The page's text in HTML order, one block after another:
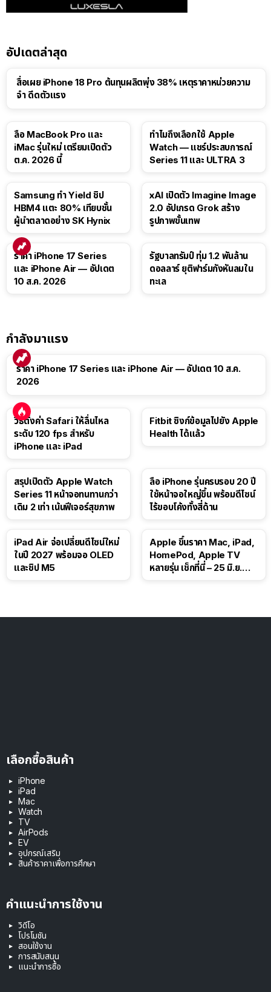
อัปเดตล่าสุด
สื่อเผย iPhone 18 Pro ต้นทุนผลิตพุ่ง 38% เหตุราคาหน่วยความ
จำ ดีดตัวแรง
ลือ MacBook Pro และ
iMac รุ่นใหม่ เตรียมเปิดตัว
ต.ค. 2026 นี้
ทำไมถึงเลือกใช้ Apple
Watch — แชร์ประสบการณ์
Series 11 และ ULTRA 3
Samsung ทำ Yield ชิป
HBM4 แตะ 80% เทียบชั้น
ผู้นำตลาดอย่าง SK Hynix
xAI เปิดตัว Imagine Image
2.0 อัปเกรด Grok สร้าง
รูปภาพขั้นเทพ
ราคา iPhone 17 Series
และ iPhone Air — อัปเดต
10 ส.ค. 2026
รัฐบาลทรัมป์ ทุ่ม 1.2 พันล้าน
ดอลลาร์ ยุติฟาร์มกังหันลมใน
ทะเล
กำลังมาแรง
ราคา iPhone 17 Series และ iPhone Air — อัปเดต 10 ส.ค.
2026
วิธีตั้งค่า Safari ให้ลื่นไหล
ระดับ 120 fps สำหรับ
iPhone และ iPad
Fitbit ซิงก์ข้อมูลไปยัง Apple
Health ได้แล้ว
สรุปเปิดตัว Apple Watch
Series 11 หน้าจอทนทานกว่า
เดิม 2 เท่า เน้นฟีเจอร์สุขภาพ
ลือ iPhone รุ่นครบรอบ 20 ปี
ใช้หน้าจอใหญ่ขึ้น พร้อมดีไซน์
ไร้ขอบโค้งทั้งสี่ด้าน
iPad Air จ่อเปลี่ยนดีไซน์ใหม่
ในปี 2027 พร้อมจอ OLED
และชิป M5
Apple ขึ้นราคา Mac, iPad,
HomePod, Apple TV
หลายรุ่น เช็กที่นี่ – 25 มิ.ย.
เลือกซื้อสินค้า
iPhone
iPad
Mac
Watch
TV
AirPods
EV
อุปกรณ์เสริม
สินค้าราคาเพื่อการศึกษา
คำแนะนำการใช้งาน
วิดีโอ
โปรโมชัน
สอนใช้งาน
การสนับสนุน
แนะนำการซื้อ